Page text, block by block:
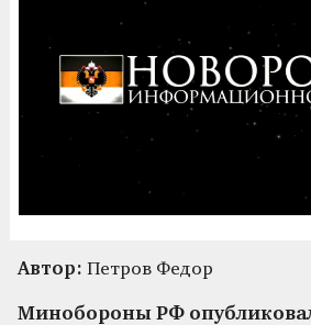
Автор: Петров Федор
Минобороны РФ